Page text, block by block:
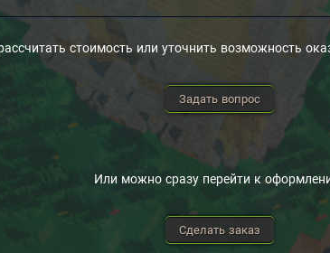
стоимость или уточнить возможность
Задать вопрос
Или можно сразу перейти к
Сделать заказ